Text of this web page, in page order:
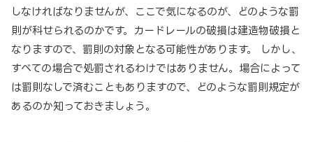
しなければなりませんが、ここで気になるのが、どのような罰
則が科せられるのかです。カードレールの破損は建造物破損と
なりますので、罰則の対象となる可能性があります。 しかし、
すべての場合で処罰されるわけではありません。場合によって
は罰則なしで済むこともありますので、どのような罰則規定が
あるのか知っておきましょう。